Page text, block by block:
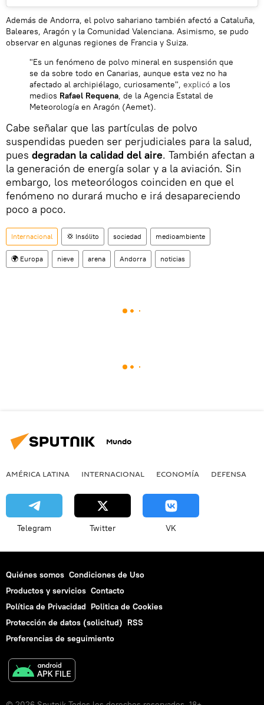
Además de Andorra, el polvo sahariano también afectó a Cataluña,
Baleares, Aragón y la Comunidad Valenciana. Asimismo, se pudo
observar en algunas regiones de Francia y Suiza.
"Es un fenómeno de polvo mineral en suspensión que
se da sobre todo en Canarias, aunque esta vez no ha
afectado al archipiélago, curiosamente", explicó a los
medios Rafael Requena, de la Agencia Estatal de
Meteorología en Aragón (Aemet).
Cabe señalar que las partículas de polvo
suspendidas pueden ser perjudiciales para la salud,
pues degradan la calidad del aire. También afectan a
la generación de energía solar y a la aviación. Sin
embargo, los meteorólogos coinciden en que el
fenómeno no durará mucho e irá desapareciendo
poco a poco.
Internacional 💢 Insólito sociedad medioambiente
🌍 Europa nieve arena Andorra noticias
Mundo
AMÉRICA LATINA INTERNACIONAL ECONOMÍA DEFENSA
Telegram Twitter VK
Quiénes somos Condiciones de Uso
Productos y servicios Contacto
Política de Privacidad Politica de Cookies
Protección de datos (solicitud) RSS
Preferencias de seguimiento